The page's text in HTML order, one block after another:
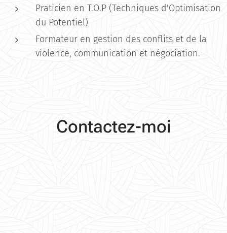
Praticien en T.O.P (Techniques d'Optimisation
du Potentiel)
Formateur en gestion des conflits et de la
violence, communication et négociation.
Contactez-moi